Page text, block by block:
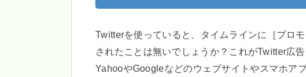
Twitterを使っていると、タイムラインに［プロ
されたことは無いでしょうか？これがTwitter広告
YahooやGoogleなどのウェブサイトやスマホア